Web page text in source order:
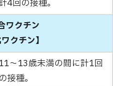
4回の接種。
ワクチン
クチン】
～13歳未満の間に計1回
接種。